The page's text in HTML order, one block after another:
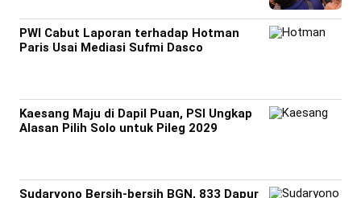
PWI Cabut Laporan terhadap Hotman
Paris Usai Mediasi Sufmi Dasco
Kaesang Maju di Dapil Puan, PSI Ungkap
Alasan Pilih Solo untuk Pileg 2029
Sudaryono Bersih-bersih BGN, 833 Dapur